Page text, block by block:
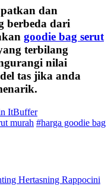
dan
berbeda dari
goodie bag serut
terbilang
nilai
tas jika anda
ItBuffer
murah #harga goodie bag